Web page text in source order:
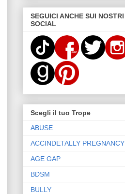
SEGUICI ANCHE SUI NOSTRI
SOCIAL
Scegli il tuo Trope
ABUSE
ACCINDETALLY PREGNANCY
AGE GAP
BDSM
BULLY